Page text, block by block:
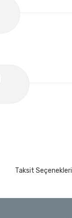
Taksit Seçenekleri